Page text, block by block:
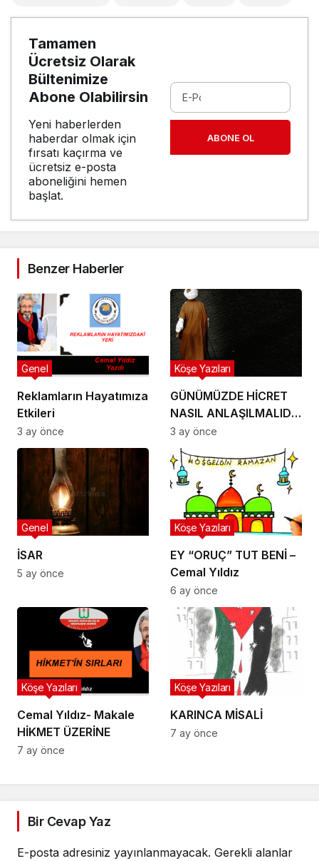
Tamamen
Ücretsiz Olarak
Bültenimize
Abone Olabilirsin
Yeni haberlerden
haberdar olmak için
fırsatı kaçırma ve
ücretsiz e-posta
aboneliğini hemen
başlat.
ABONE OL
Benzer Haberler
Reklamların Hayatımıza
Etkileri
Genel
3 ay önce
GÜNÜMÜZDE HİCRET
NASIL ANLAŞILMALIDIR
– Cemal Yıldız
Köşe Yazıları
3 ay önce
İSAR
Genel
5 ay önce
EY “ORUÇ” TUT BENİ –
Cemal Yıldız
Köşe Yazıları
6 ay önce
Cemal Yıldız- Makale
HİKMET ÜZERİNE
Köşe Yazıları
7 ay önce
KARINCA MİSALİ
Köşe Yazıları
7 ay önce
Bir Cevap Yaz
E-posta adresiniz yayınlanmayacak. Gerekli alanlar